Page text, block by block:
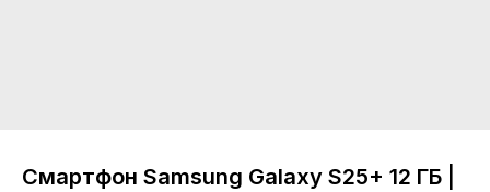
Смартфон Samsung Galaxy S25+ 12 ГБ |